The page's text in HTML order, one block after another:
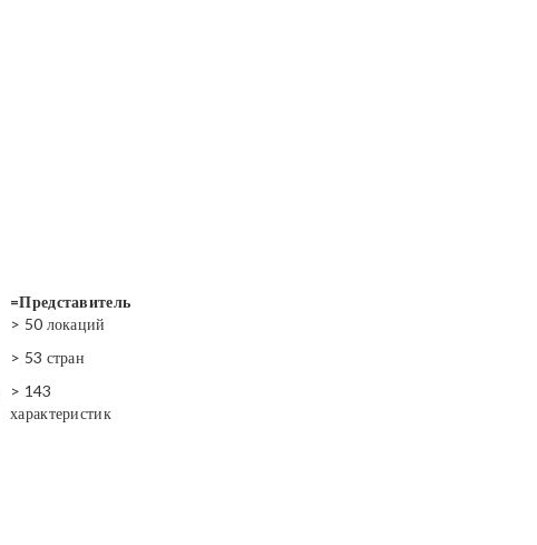
=Представитель
> 50 локаций
> 53 стран
> 143
характеристик